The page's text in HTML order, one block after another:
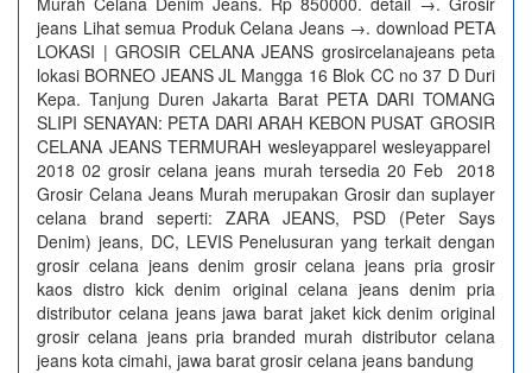
jeans Lihat semua Produk Celana Jeans →. download PETA
LOKASI | GROSIR CELANA JEANS grosircelanajeans peta
lokasi BORNEO JEANS JL Mangga 16 Blok CC no 37 D Duri
Kepa. Tanjung Duren Jakarta Barat PETA DARI TOMANG
SLIPI SENAYAN: PETA DARI ARAH KEBON PUSAT GROSIR
CELANA JEANS TERMURAH wesleyapparel wesleyapparel
2018 02 grosir celana jeans murah tersedia 20 Feb 2018
Grosir Celana Jeans Murah merupakan Grosir dan suplayer
celana brand seperti: ZARA JEANS, PSD (Peter Says
Denim) jeans, DC, LEVIS Penelusuran yang terkait dengan
grosir celana jeans denim grosir celana jeans pria grosir
kaos distro kick denim original celana jeans denim pria
distributor celana jeans jawa barat jaket kick denim original
grosir celana jeans pria branded murah distributor celana
jeans kota cimahi, jawa barat grosir celana jeans bandung